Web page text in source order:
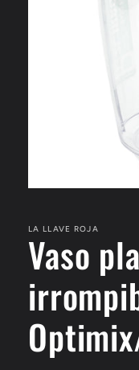
1
en
una
ventana
LA LLAVE ROJA
Vaso